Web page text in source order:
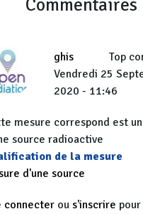
Commentaires
ghis
Top
Vendredi 25
2020 - 11:46
mesure correspond est
source radioactive
de la mesure
d'une source
connecter ou s'inscrire